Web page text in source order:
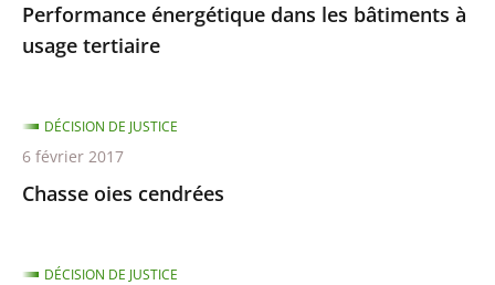
Performance énergétique dans les bâtiments à
usage tertiaire
Chasse oies cendrées
DÉCISION DE JUSTICE
6 février 2017
DÉCISION DE JUSTICE